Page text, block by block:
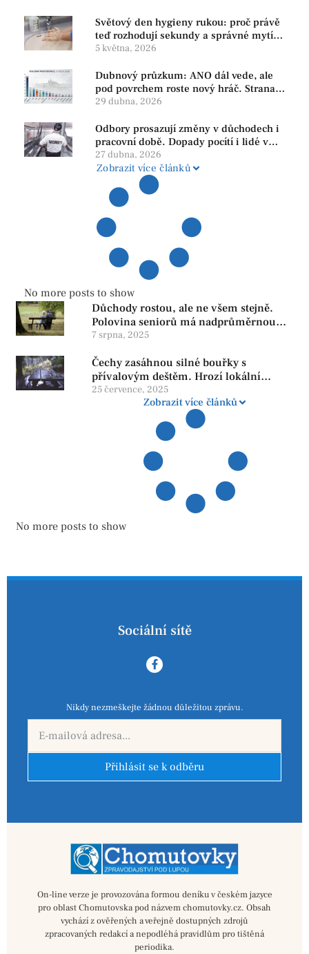
Světový den hygieny rukou: proč právě
teď rozhodují sekundy a správné mytí
rukou
5 května, 2026
Dubnový průzkum: ANO dál vede, ale
pod povrchem roste nový hráč. Strana
PRO se drží nejvýš mezi menšími
29 dubna, 2026
Odbory prosazují změny v důchodech i
pracovní době. Dopady pocítí i lidé v
našem regionu
27 dubna, 2026
Zobrazit více článků
No more posts to show
Důchody rostou, ale ne všem stejně.
Polovina seniorů má nadprůměrnou
penzi, tisíce však žijí pod hranicí
reformy
7 srpna, 2025
Čechy zasáhnou silné bouřky s
přívalovým deštěm. Hrozí lokální
zatopení
25 července, 2025
Zobrazit více článků
No more posts to show
Sociální sítě
Nikdy nezmeškejte žádnou důležitou zprávu.
Přihlásit se k odběru
On-line verze je provozována formou deníku v českém jazyce
pro oblast Chomutovska pod názvem chomutovky.cz. Obsah
vychází z ověřených a veřejně dostupných zdrojů
zpracovaných redakcí a nepodléhá pravidlům pro tištěná
periodika.